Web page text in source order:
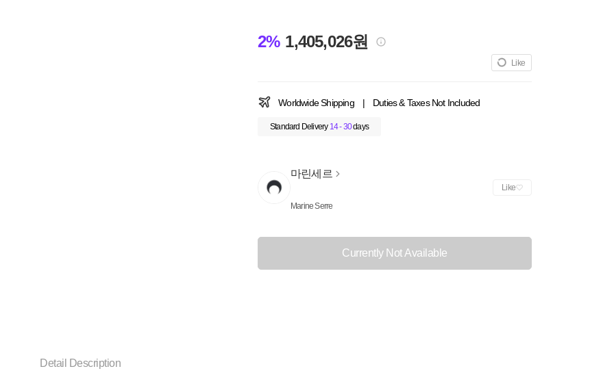
2% 1,405,026원
Like
Worldwide Shipping | Duties & Taxes Not Included
Standard Delivery 14 - 30days
마린세르
Marine Serre
Like
Currently Not Available
Detail Description